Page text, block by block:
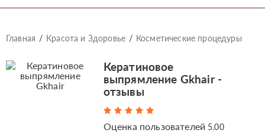
Главная Красота и Здоровье Косметические процедуры
Кератиновое
выпрямление Gkhair -
отзывы
Оценка пользователей 5.00